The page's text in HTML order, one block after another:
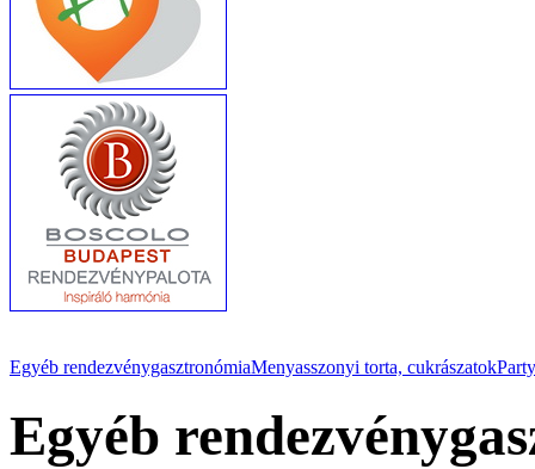
Egyéb rendezvénygasztronómiaMenyasszonyi torta, cukrászatok
Egyéb